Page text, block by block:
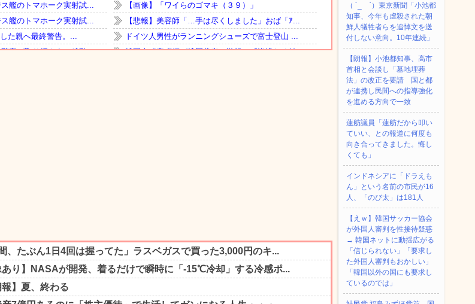
（ ´_ゝ`）東京新聞「小池都
知事、今年も虐殺された朝
鮮人犠牲者らを追悼文を送
付しない意向。10年連続」
【朗報】小池都知事、高市
首相と会談し「墓地埋葬
法」の改正を要請 国と都
が連携し民間への指導強化
を進める方向で一致
蓮舫議員「蓮舫だから叩い
ていい、との報道に何度も
向き合ってきました。悔し
くても」
インドネシアに「ドラえも
ん」という名前の市民が16
人、「のび太」は181人
【えｗ】韓国サッカー協会
が外国人審判を性接待疑惑
→ 韓国ネットに動揺広がる
「信じられない」「要求し
た外国人審判もおかしい」
「韓国以外の国にも要求し
ているのでは」